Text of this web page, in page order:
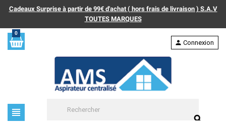
Cadeaux Surprise à partir de 99€ d'achat ( hors frais de livraison ) S.A.V
TOUTES MARQUES
0
view_headline
search
person Connexion